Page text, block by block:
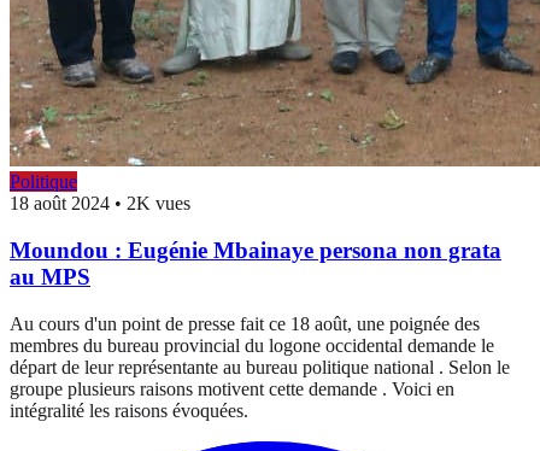
Politique
18 août 2024 • 2K vues
Moundou : Eugénie Mbainaye persona non grata
au MPS
Au cours d'un point de presse fait ce 18 août, une poignée des
membres du bureau provincial du logone occidental demande le
départ de leur représentante au bureau politique national . Selon le
groupe plusieurs raisons motivent cette demande . Voici en
intégralité les raisons évoquées.